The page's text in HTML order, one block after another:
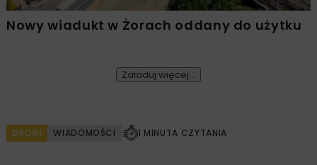
Nowy wiadukt w Żorach oddany do użytku
Załaduj więcej...
DROGI WIADOMOŚCI 1 MINUTA CZYTANIA